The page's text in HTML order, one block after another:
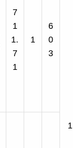
7
1
1.
7
1
1
6
0
3
1